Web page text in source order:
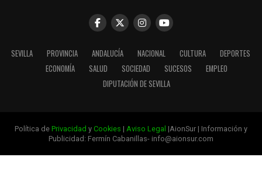
SEVILLA PROVINCIA ANDALUCÍA NACIONAL CULTURA
DEPORTES
ECONOMÍA
SALUD SOCIEDAD SUCESOS
EMPLEO
DIPUTACIÓN DE SEVILLA
Política de Privacidad y Cookies | Aviso Legal |AionSur | Información y
Publicidad: Fermín Cabanillas- info@aionsur.com